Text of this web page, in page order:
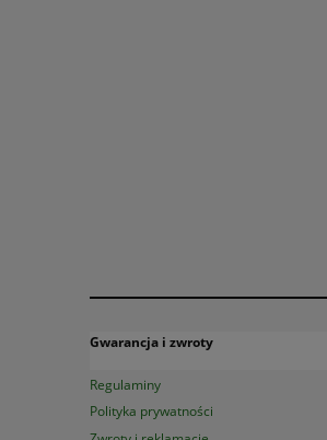
Gwarancja i zwroty
Regulaminy
Polityka prywatności